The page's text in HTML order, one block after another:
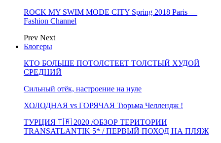
ROCK MY SWIM MODE CITY Spring 2018 Paris —
Fashion Channel
Prev Next
Блогеры
КТО БОЛЬШЕ ПОТОЛСТЕЕТ ТОЛСТЫЙ ХУДОЙ
СРЕДНИЙ
Сильный отёк, настроение на нуле
ХОЛОДНАЯ vs ГОРЯЧАЯ Тюрьма Челлендж !
ТУРЦИЯ🇹🇷 2020 /ОБЗОР ТЕРИТОРИИ
TRANSATLANTIK 5* / ПЕРВЫЙ ПОХОД НА ПЛЯЖ